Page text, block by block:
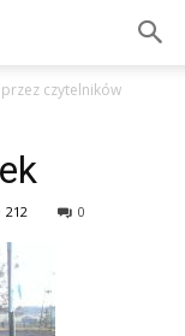
czytelników
212 0